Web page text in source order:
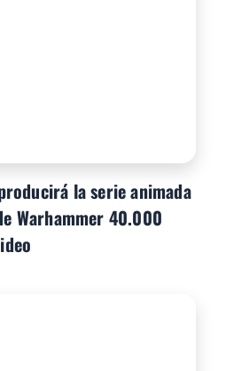
la serie animada
Warhammer 40.000